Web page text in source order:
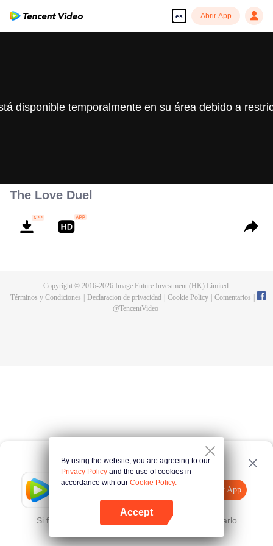
es Abrir App
Tencent Video
Abrir App
Si falla, por favor Haz clic aquí y vuelve a intentarlo
disponible temporalmente en su área debido a
The Love Duel
Copyright © 2016-2026Image Future Investment (HK) Limited.
Términos y Condiciones
Declaracion de privacidad Cookie Policy Comentarios
@TencentVideo
By using the website, you are agreeing to our
Privacy Policy and the use of cookies in
accordance with our Cookie Policy.
Accept